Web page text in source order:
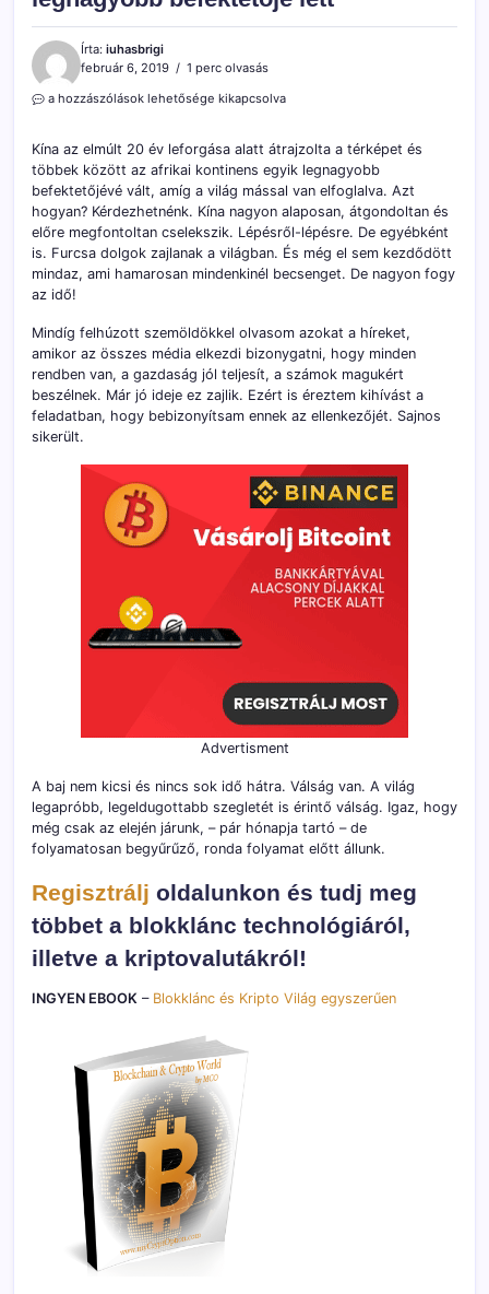
Írta: iuhasbrigi
február 6, 2019
1 perc olvasás
Kína
kontinens
egyik
legnagyobb
befektetője
lett
bejegyzéshez
a hozzászólások lehetősége kikapcsolva
Kína az elmúlt 20 év leforgása alatt átrajzolta a térképet és
többek között az afrikai kontinens egyik legnagyobb
befektetőjévé vált, amíg a világ mással van elfoglalva. Azt
hogyan? Kérdezhetnénk. Kína nagyon alaposan, átgondoltan és
előre megfontoltan cselekszik. Lépésről-lépésre. De egyébként
is. Furcsa dolgok zajlanak a világban. És még el sem kezdődött
mindaz, ami hamarosan mindenkinél becsenget. De nagyon fogy
az idő!
Mindíg felhúzott szemöldökkel olvasom azokat a híreket,
amikor az összes média elkezdi bizonygatni, hogy minden
rendben van, a gazdaság jól teljesít, a számok magukért
beszélnek. Már jó ideje ez zajlik. Ezért is éreztem kihívást a
feladatban, hogy bebizonyítsam ennek az ellenkezőjét. Sajnos
sikerült.
Advertisment
A baj nem kicsi és nincs sok idő hátra. Válság van. A világ
legapróbb, legeldugottabb szegletét is érintő válság. Igaz, hogy
még csak az elején járunk, – pár hónapja tartó – de
folyamatosan begyűrűző, ronda folyamat előtt állunk.
Regisztrálj oldalunkon és tudj meg
többet a blokklánc technológiáról,
illetve a kriptovalutákról!
INGYEN EBOOK – Blokklánc és Kripto Világ egyszerűen